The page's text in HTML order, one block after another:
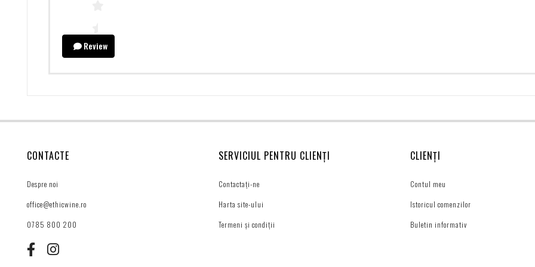
Review
CONTACTE
Despre noi
office@ethicwine.ro
0785 800 200
SERVICIUL PENTRU CLIENȚI
Contactați-ne
Harta site-ului
Termeni și condiții
CLIENȚI
Contul meu
Istoricul comenzilor
Buletin informativ